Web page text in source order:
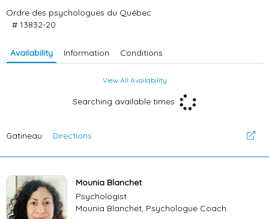
Ordre des psychologues du Québec
# 13832-20
Availability Information Conditions
View All Availability
Searching available times
Gatineau Directions
Mounia Blanchet
Psychologist
Mounia Blanchet, Psychologue Coach